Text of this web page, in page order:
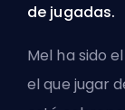
de jugadas.
Mel ha sido
el que jugar